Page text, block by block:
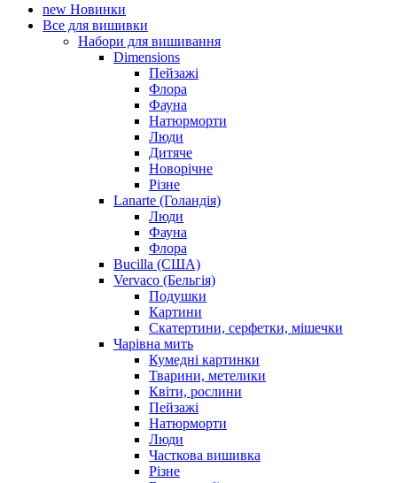
new Новинки
Все для вишивки
Набори для вишивання
Dimensions
Пейзажі
Флора
Фауна
Натюрморти
Люди
Дитяче
Новорічне
Різне
Lanarte (Голандія)
Люди
Фауна
Флора
Bucilla (США)
Vervaco (Бельгія)
Подушки
Картини
Скатертини, серфетки, мішечки
Чарiвна мить
Кумедні картинки
Тварини, метелики
Квіти, рослини
Пейзажі
Натюрморти
Люди
Часткова вишивка
Різне